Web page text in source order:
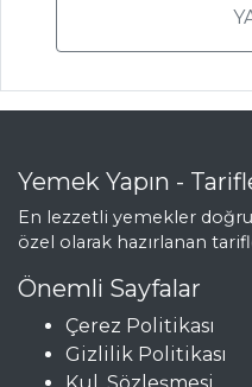
Yemek Yapın -
En lezzetli yemekler
özel olarak hazırlanan
Önemli Sayfalar
Çerez Politikası
Gizlilik Politikası